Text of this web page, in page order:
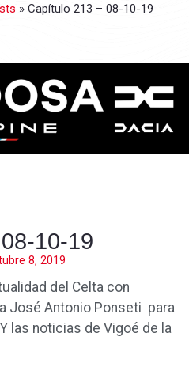
» Capítulo 213 – 08-10-19
10-19
8, 2019
del Celta con
José Antonio Ponseti para
las noticias de Vigoé de la